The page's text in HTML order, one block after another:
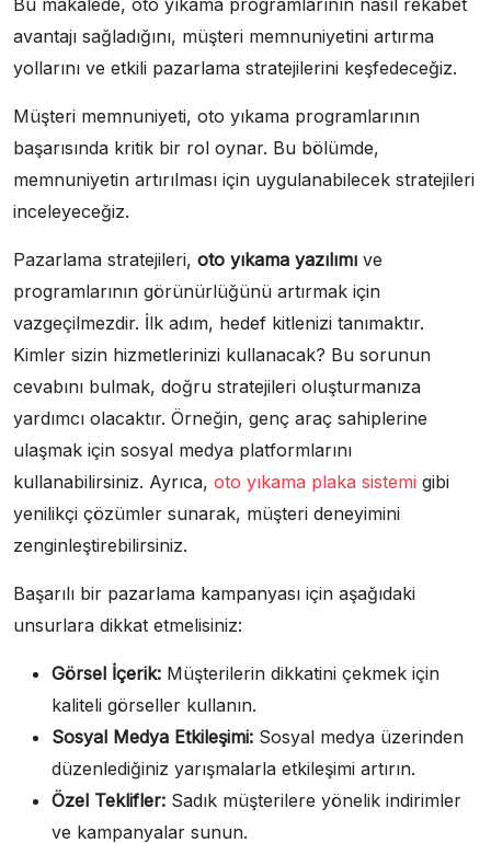
avantajı sağladığını, müşteri memnuniyetini artırma
yollarını ve etkili pazarlama stratejilerini keşfedeceğiz.
Müşteri memnuniyeti, oto yıkama programlarının
başarısında kritik bir rol oynar. Bu bölümde,
memnuniyetin artırılması için uygulanabilecek stratejileri
inceleyeceğiz.
Pazarlama stratejileri, oto yıkama yazılımı ve
programlarının görünürlüğünü artırmak için
vazgeçilmezdir. İlk adım, hedef kitlenizi tanımaktır.
Kimler sizin hizmetlerinizi kullanacak? Bu sorunun
cevabını bulmak, doğru stratejileri oluşturmanıza
yardımcı olacaktır. Örneğin, genç araç sahiplerine
ulaşmak için sosyal medya platformlarını
kullanabilirsiniz. Ayrıca, oto yıkama plaka sistemi gibi
yenilikçi çözümler sunarak, müşteri deneyimini
zenginleştirebilirsiniz.
Başarılı bir pazarlama kampanyası için aşağıdaki
unsurlara dikkat etmelisiniz:
Görsel İçerik: Müşterilerin dikkatini çekmek için
kaliteli görseller kullanın.
Sosyal Medya Etkileşimi: Sosyal medya üzerinden
düzenlediğiniz yarışmalarla etkileşimi artırın.
Özel Teklifler: Sadık müşterilere yönelik indirimler
ve kampanyalar sunun.